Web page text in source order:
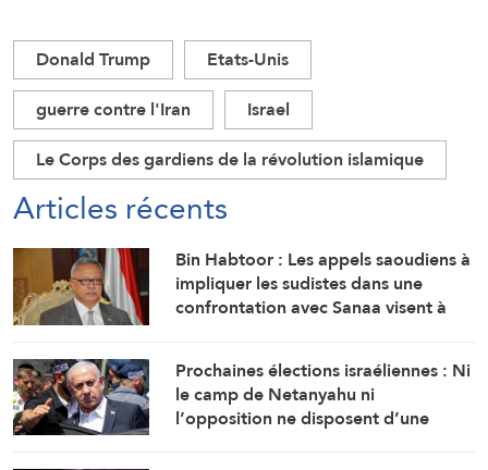
Donald Trump
Etats-Unis
guerre contre l'Iran
Israel
Le Corps des gardiens de la révolution islamique
Articles récents
Bin Habtoor : Les appels saoudiens à
impliquer les sudistes dans une
confrontation avec Sanaa visent à
Prochaines élections israéliennes : Ni
le camp de Netanyahu ni
l’opposition ne disposent d’une